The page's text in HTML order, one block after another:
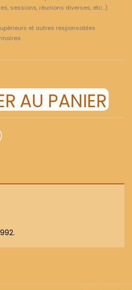
sessions, réunions diverses, etc...)
et autres responsables
AU PANIER